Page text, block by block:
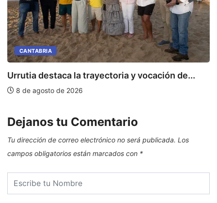
CANTABRIA
Urrutia destaca la trayectoria y vocación de...
8 de agosto de 2026
Dejanos tu Comentario
Tu dirección de correo electrónico no será publicada. Los
campos obligatorios están marcados con *